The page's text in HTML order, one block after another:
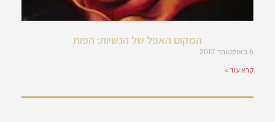
המקום האפל של הנשיות: הפות
6 באוקטובר 2017
קרא עוד »